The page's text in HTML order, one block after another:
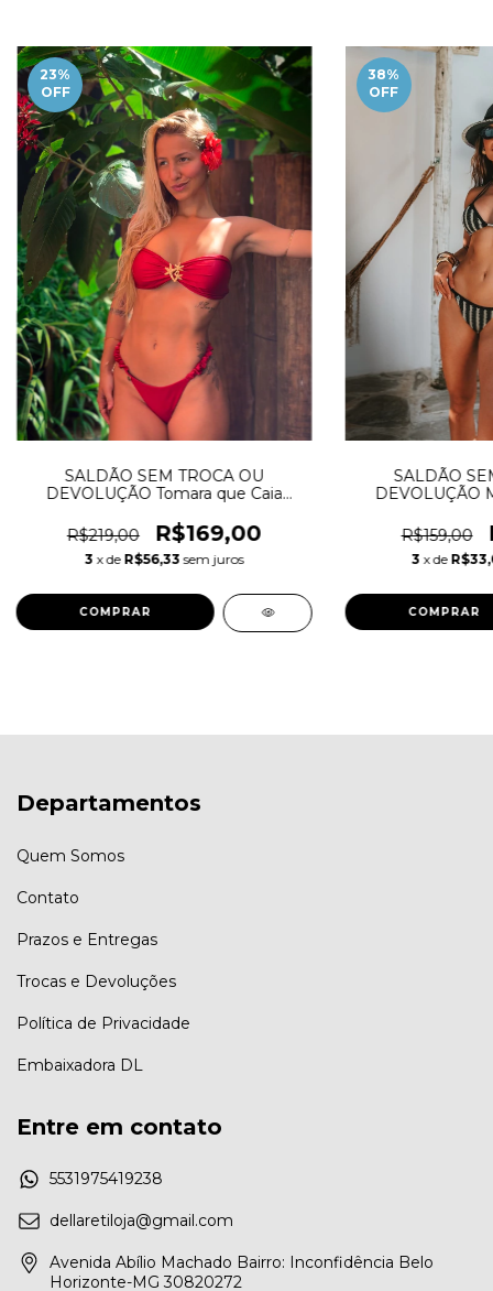
23%
OFF
SALDÃO SEM TROCA OU
DEVOLUÇÃO Tomara que Caia
levemente acetinado
R$219,00 R$169,00
3 x de R$56,33 sem juros
COMPRAR
38%
OFF
SALDÃO
DEVOLUÇÃO
R$159,00
3 x de
COMPRAR
Departamentos
Quem Somos
Contato
Prazos e Entregas
Trocas e Devoluções
Política de Privacidade
Embaixadora DL
Entre em contato
5531975419238
dellaretiloja@gmail.com
Avenida Abílio Machado Bairro: Inconfidência Belo
Horizonte-MG 30820272